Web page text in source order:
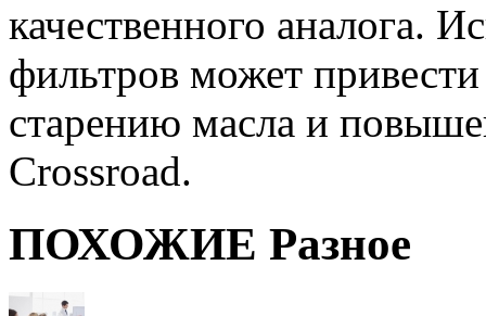
качественного аналога.
фильтров может
старению масла и
Crossroad.
ПОХОЖИЕ Разное